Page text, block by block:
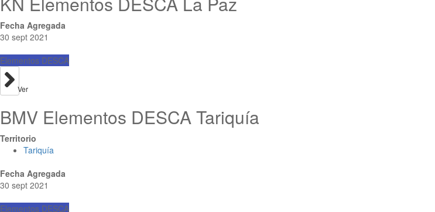
Fecha Agregada
30 sept 2021
Elementos DESCA
Ver
BMV Elementos DESCA Tariquía
Territorio
Tariquía
Fecha Agregada
30 sept 2021
Elementos DESCA